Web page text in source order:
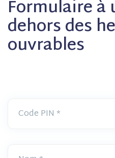
Formulaire
dehors des
ouvrables